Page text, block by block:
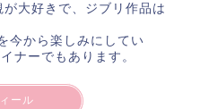
大好きで、ジブリ作品は
今から楽しみにしてい
ナーでもあります。
ール